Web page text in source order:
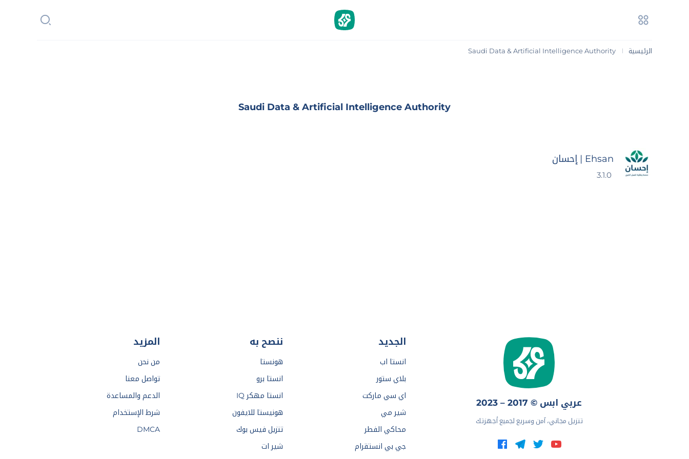
الرئيسية |
Saudi Data & Artificial Intelligence Authority‏
Saudi Data & Artificial Intelligence Authority‏
Ehsan | إحسان
عربي ابس © 2017 – 2023
تنزيل مجاني، آمن وسريع لجميع أجهزتك
الجديد
انستا اب
بلاي ستور
اي سي ماركت
شير مي
محاكي الفطر
جي بي انستقرام
ننصح به
هونستا
انستا برو
انستا مهكر IQ
هونيستا للايفون
تنزيل فيس بوك
شير ات
المزيد
من نحن
تواصل معنا
الدعم والمساعدة
شرط الإستخدام
DMCA